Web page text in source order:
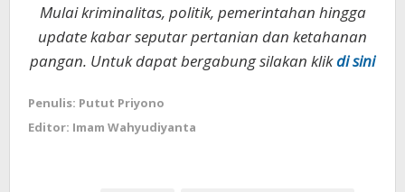
Mulai kriminalitas, politik, pemerintahan hingga
update kabar seputar pertanian dan ketahanan
pangan. Untuk dapat bergabung silakan klikdi sini
Penulis: Putut Priyono
Editor: Imam Wahyudiyanta